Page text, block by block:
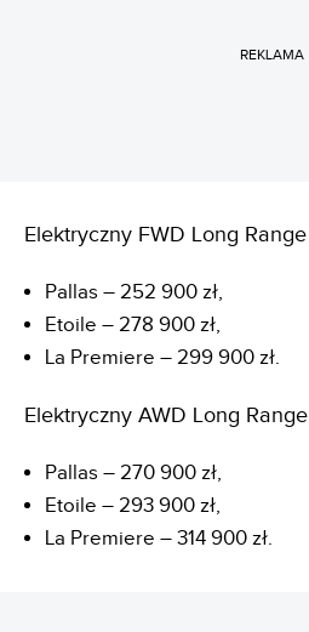
REKLAMA
Elektryczny FWD Long Range
Pallas – 252 900 zł,
Etoile – 278 900 zł,
La Premiere – 299 900 zł.
Elektryczny AWD Long Range
Pallas – 270 900 zł,
Etoile – 293 900 zł,
La Premiere – 314 900 zł.